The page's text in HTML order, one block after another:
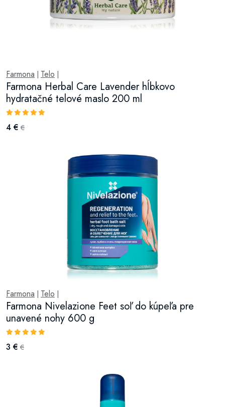
Farmona Telo
Farmona Herbal Care Lavender hĺbkovo
hydratačné telové maslo 200 ml
4 € €
Farmona Telo
Farmona Nivelazione Feet soľ do kúpeľa pre
unavené nohy 600 g
3 € €